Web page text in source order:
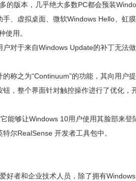
的版本，几乎绝大多数PC都会预装
、虚拟桌面、微软Windows Hello、虹
使用。
对于来自Windows Update的补丁无法
称之为“Continuum”的功能，其向用户
，整个界面针对触控操作进行了优化，
能够让Windows 10用户使用其脸部来
尔RealSense 开发者工具包中。
好者和企业技术人员，除了拥有